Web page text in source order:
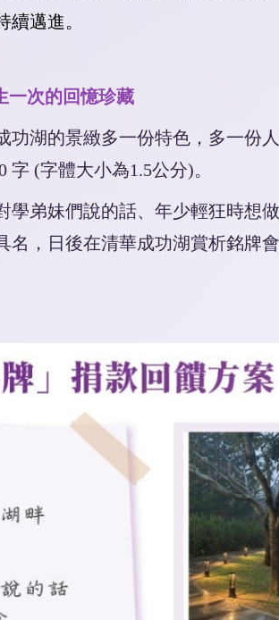
邁進。
一次的回憶珍藏
功湖的景緻多一份特色，多一份
(字體大小為1.5公分)。
學弟妹們說的話、年少輕狂時想
，日後在清華成功湖賞析銘牌會